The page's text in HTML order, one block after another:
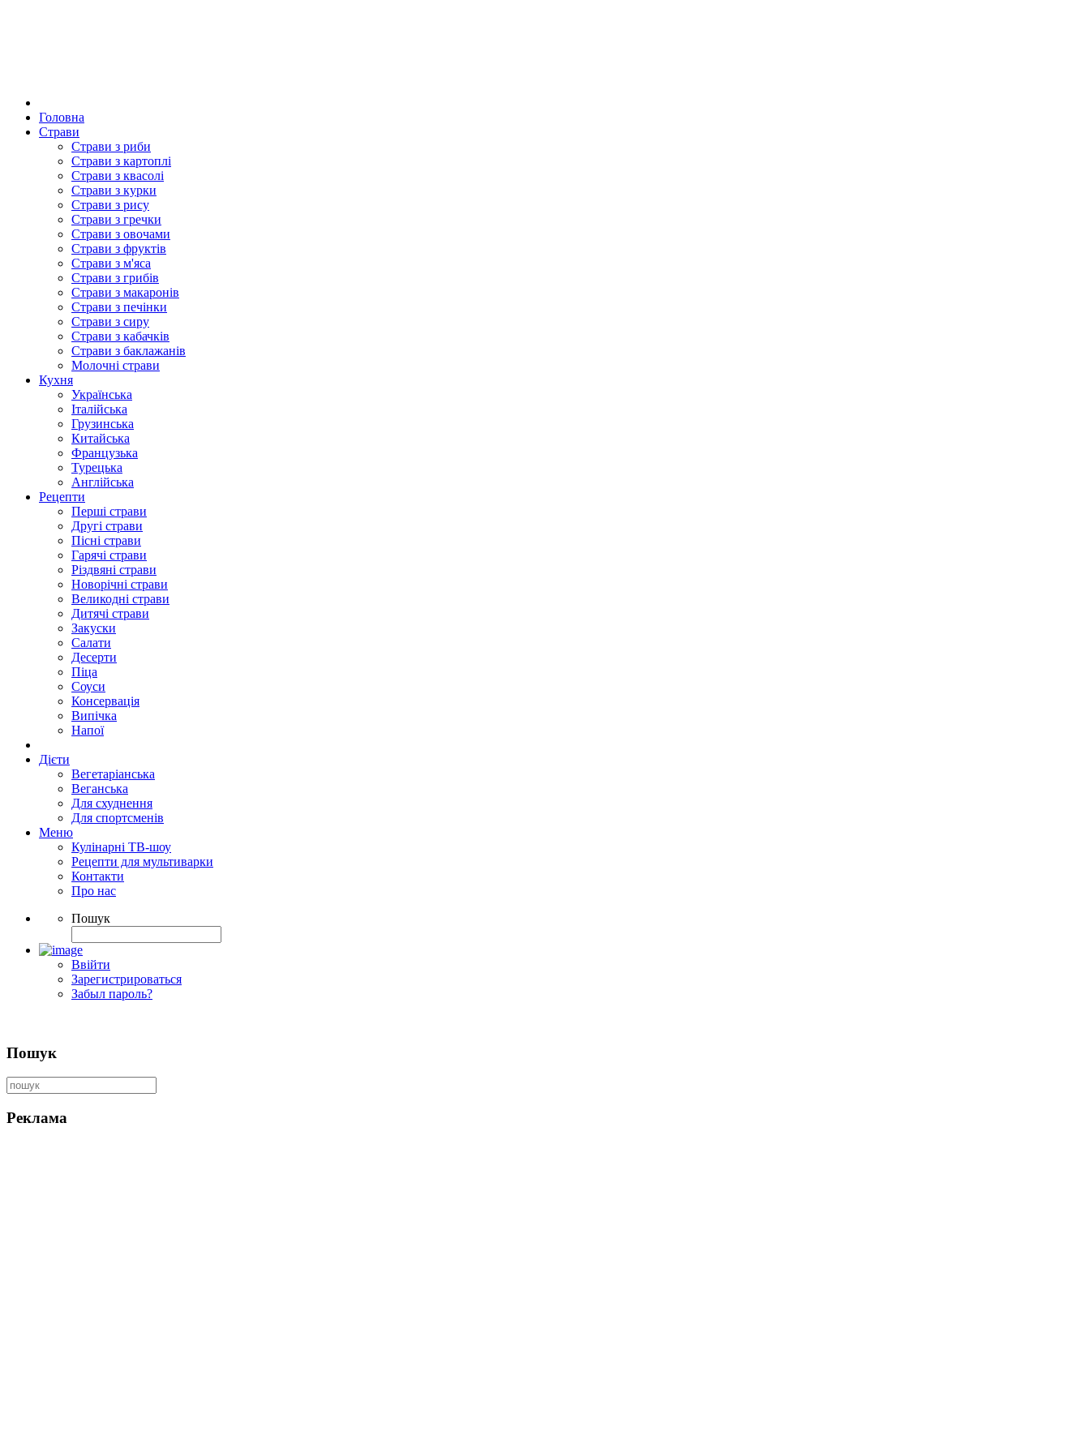
Головна
Страви
Страви з риби
Страви з картоплі
Страви з квасолі
Страви з курки
Страви з рису
Страви з гречки
Страви з овочами
Страви з фруктів
Страви з м'яса
Страви з грибів
Страви з макаронів
Страви з печінки
Страви з сиру
Страви з кабачків
Страви з баклажанів
Молочні страви
Кухня
Українська
Італійська
Грузинська
Китайська
Французька
Турецька
Англійська
Рецепти
Перші страви
Другі страви
Пісні страви
Гарячі страви
Різдвяні страви
Новорічні страви
Великодні страви
Дитячі страви
Закуски
Салати
Десерти
Піца
Соуси
Консервація
Випічка
Напої
Дієти
Вегетаріанська
Веганська
Для схуднення
Для спортсменів
Меню
Кулінарні ТВ-шоу
Рецепти для мультиварки
Контакти
Про нас
Пошук
Ввійти
Зарегистрироваться
Забыл пароль?
Пошук
Реклама